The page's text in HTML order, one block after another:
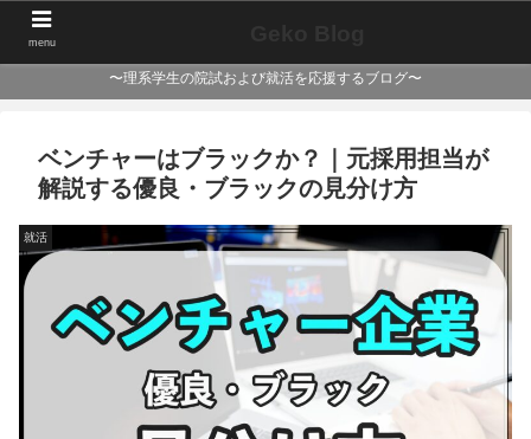
〜理系学生の院試および就活を応援するブログ〜
ベンチャーはブラックか？｜元採用担当が
解説する優良・ブラックの見分け方
就活
menu